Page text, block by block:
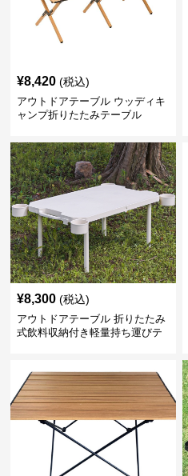
¥8,420 (税込)
アウトドアテーブル ウッディキ
ャンプ折りたたみテーブル
¥8,300 (税込)
アウトドアテーブル 折りたたみ
式飲料収納付き軽量持ち運びテ